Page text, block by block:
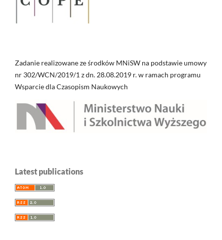
Zadanie realizowane ze środków MNiSW na podstawie umowy
nr 302/WCN/2019/1 z dn. 28.08.2019 r. w ramach programu
Wsparcie dla Czasopism Naukowych
Latest publications